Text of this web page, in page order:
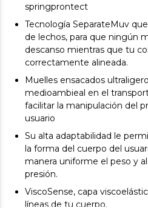
springprontect
Tecnología SeparateMuv
de lechos, para que ningún
descanso mientras que tu
correctamente alineada.
Muelles ensacados
medioambieal en el
facilitar la manipulación del
usuario
Su alta adaptabilidad le
la forma del cuerpo del
manera uniforme el peso y
presión.
ViscoSense, capa
líneas de tu cuerpo.